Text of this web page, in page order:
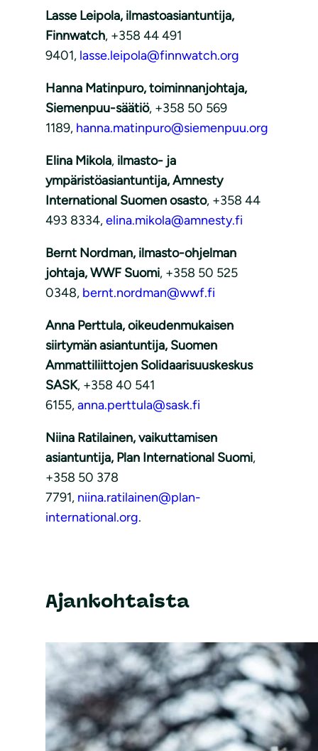
Lasse Leipola, ilmastoasiantuntija,
Finnwatch, +358 44 491
9401, lasse.leipola@finnwatch.org
Hanna Matinpuro, toiminnanjohtaja,
Siemenpuu-säätiö, +358 50 569
1189, hanna.matinpuro@siemenpuu.org
Elina Mikola, ilmasto- ja
ympäristöasiantuntija, Amnesty
International Suomen osasto, +358 44
493 8334,elina.mikola@amnesty.fi
Bernt Nordman, ilmasto-ohjelman
johtaja, WWF Suomi, +358 50 525
0348, bernt.nordman@wwf.fi
Anna Perttula, oikeudenmukaisen
siirtymän asiantuntija, Suomen
Ammattiliittojen Solidaarisuuskeskus
SASK, +358 40 541
6155,anna.perttula@sask.fi
Niina Ratilainen, vaikuttamisen
asiantuntija, Plan International Suomi,
+358 50 378
7791, niina.ratilainen@plan-
international.org.
Ajankohtaista